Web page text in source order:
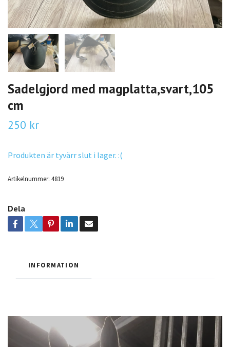
Sadelgjord med magplatta,svart,105
cm
250 kr
Produkten är tyvärr slut i lager. :(
Artikelnummer: 4819
Dela
INFORMATION